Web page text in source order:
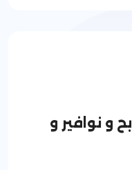
و نوافير و